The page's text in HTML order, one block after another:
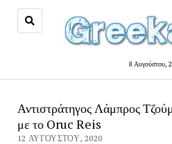
8 Αυγούστου,
Αντιστράτηγος Λάμπρος
με το Oruc Reis
12 ΑΥΓΟΎΣΤΟΥ, 2020